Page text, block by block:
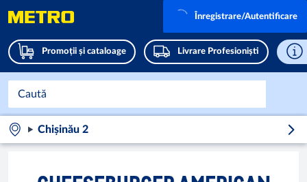
Promoții și cataloage Livrare Profesioniști
Înregistrare/Autentificare
Chișinău 2